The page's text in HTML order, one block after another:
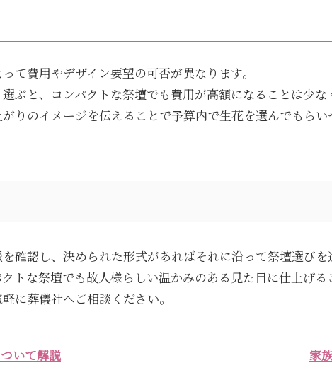
て費用やデザイン要望の可否が異なります。
ぶと、コンパクトな祭壇でも費用が高額になることは少な
りのイメージを伝えることで予算内で生花を選んでもらい
確認し、決められた形式があればそれに沿って祭壇選びを
トな祭壇でも故人様らしい温かみのある見た目に仕上げる
に葬儀社へご相談ください。
いて解説 家